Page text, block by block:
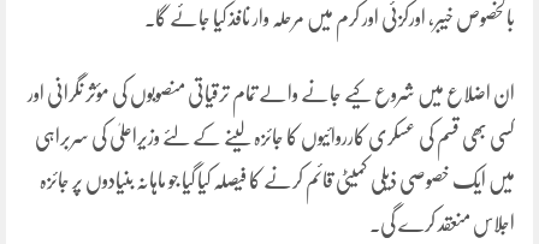
بالخصوص خیبر، اورکزئی اور کرم میں مرحلہ وار نافذ کیا جائے گا۔
ان اضلاع میں شروع کیے جانے والے تمام ترقیاتی منصوبوں کی مؤثر نگرانی اور
کسی بھی قسم کی عسکری کارروائیوں کا جائزہ لینے کے لئے وزیراعلیٰ کی سربراہی
میں ایک خصوصی ذیلی کمیٹی قائم کرنے کا فیصلہ کیا گیا جو ماہانہ بنیادوں پر جائزہ
اجلاس منعقد کرے گی۔